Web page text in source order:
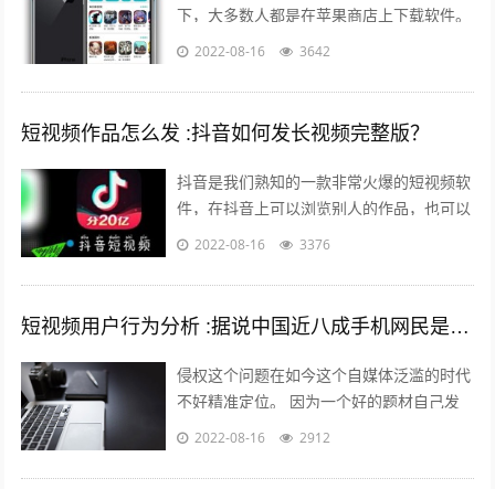
下，大多数人都是在苹果商店上下载软件。
但是还有其他的方法可以让你的手机中安装
2022-08-16 3642
短视频作品怎么发 :抖音如何发长视频完整版？
抖音是我们熟知的一款非常火爆的短视频软
件，在抖音上可以浏览别人的作品，也可以
发布自己的作品，那么自己发布作品的时候
2022-08-16 3376
短视频用户行为分析 :据说中国近八成手机网民是短视频用户，侵权问题如何解决？
侵权这个问题在如今这个自媒体泛滥的时代
不好精准定位。 因为一个好的题材自己发
布出去可能只需要短短的几分钟时间就能够
2022-08-16 2912